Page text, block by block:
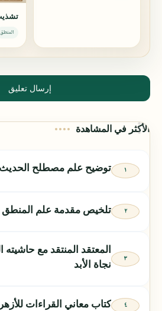
المنطق
إرسال تعليق
الأكثر في المشاهدة
توضيح علم مصطلح
تلخيص مقدمة علم المنطق
المعتقد المنتقد مع حاشيته
نجاة الأبد
كتاب معاني القراءات